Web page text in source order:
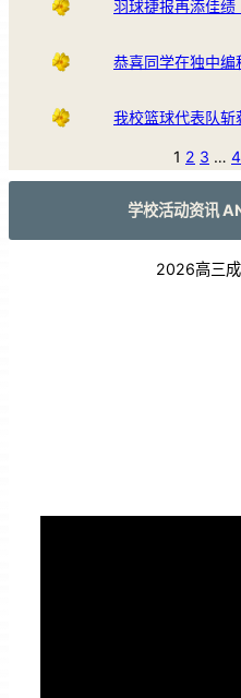
羽球捷报再添佳绩
恭喜同学在独中
我校篮球代表队斩
1 2 3 …
学校活动资讯
2026高三